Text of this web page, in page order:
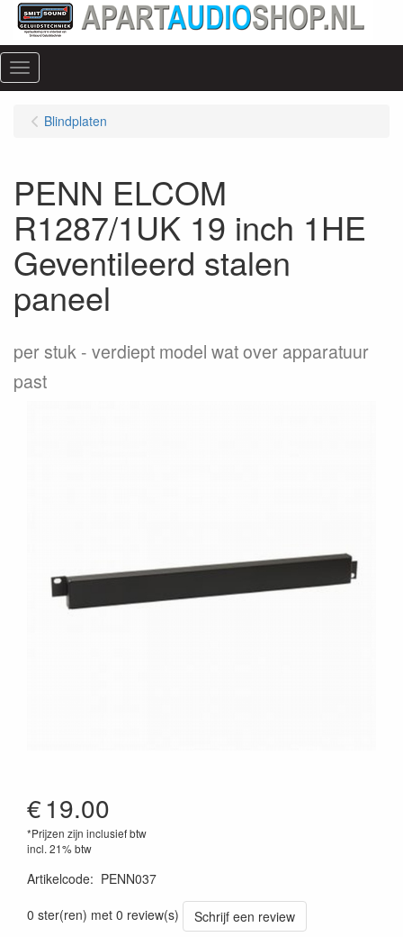
Menu
Blindplaten
PENN ELCOM
R1287/1UK 19 inch 1HE
Geventileerd stalen
paneel
per stuk
verdiept model wat over apparatuur
past
€19.00
*Prijzen zijn inclusief btw
incl. 21% btw
Artikelcode: PENN037
0 ster(ren) met 0 review(s)
Schrijf een review